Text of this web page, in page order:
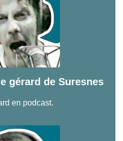
gérard de Suresnes
en podcast.